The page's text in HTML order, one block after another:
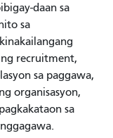
daan sa
sa
recruitment,
sa paggawa,
organisasyon,
sa